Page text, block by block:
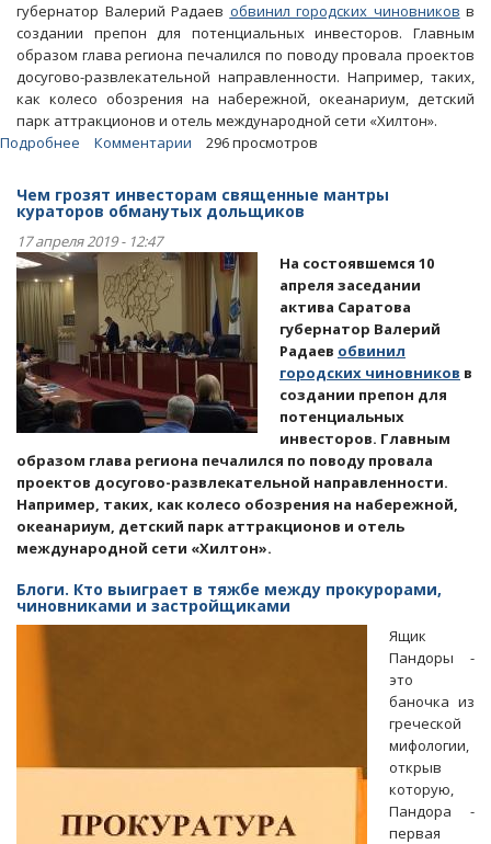
губернатор Валерий Радаев обвинил городских чиновников в
создании препон для потенциальных инвесторов. Главным
образом глава региона печалился по поводу провала проектов
досугово-развлекательной направленности. Например, таких,
как колесо обозрения на набережной, океанариум, детский
парк аттракционов и отель международной сети «Хилтон».
Подробнее
в
ради
пиара
дольщиках
поступают
с
инвесторами
Комментарии 296 просмотров
Чем грозят инвесторам священные мантры
кураторов обманутых дольщиков
17 апреля 2019 - 12:47
На состоявшемся 10
апреля заседании
актива Саратова
губернатор Валерий
Радаев обвинил
городских чиновников в
создании препон для
потенциальных
инвесторов. Главным
образом глава региона печалился по поводу провала
проектов досугово-развлекательной направленности.
Например, таких, как колесо обозрения на набережной,
океанариум, детский парк аттракционов и отель
международной сети «Хилтон».
Блоги. Кто выиграет в тяжбе между прокурорами,
чиновниками и застройщиками
Ящик
Пандоры -
это
баночка из
греческой
мифологии,
открыв
которую,
Пандора -
первая